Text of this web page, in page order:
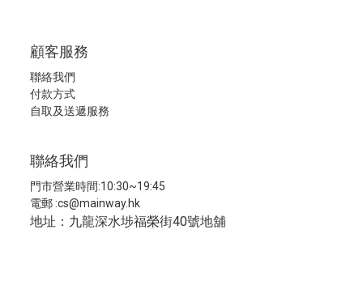
顧客服務
聯絡我們
付款方式
自取及送遞服務
聯絡我們
門市營業時間:10:30~19:45
電郵 :cs@mainway.hk
地址：九龍深水埗福榮街40號地舖